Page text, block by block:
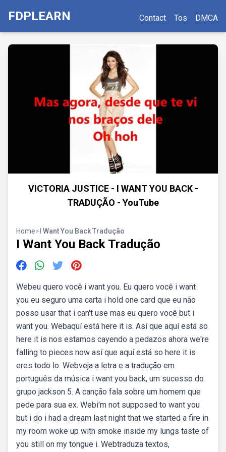
FDPLEARN Contact Tos DMCA
VICTORIA JUSTICE - I WANT YOU BACK -
TRADUÇÃO - YouTube
Home> I Want You Back Tradução
I Want You Back Tradução
Webeu quero você i want you. Eu quero você i want
you eu seguro uma carta i hold one card que eu não
posso usar that i can't use mas eu quero você but i
want you. Webaquí está here it is. Así que aquí está so
here it is nos estamos cayendo a pedazos ahora we're
falling to pieces now así que aquí está so here it is
eres todo lo. Webveja a letra e a tradução em
português da música i want you back, um sucesso do
grupo jackson 5. A canção fala sobre um homem que
pede para sua ex. Webi'm not supposed to want you
but i do i had a dream last night that we started a fire in
my room woke up with smoke inside my lungs taste of
you still on my tongue i. Webtraduza textos,